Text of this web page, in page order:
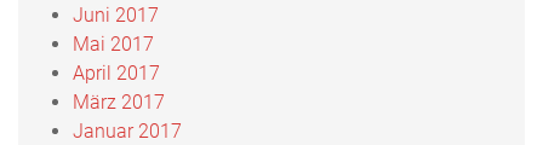
Juni 2017
Mai 2017
April 2017
März 2017
Januar 2017